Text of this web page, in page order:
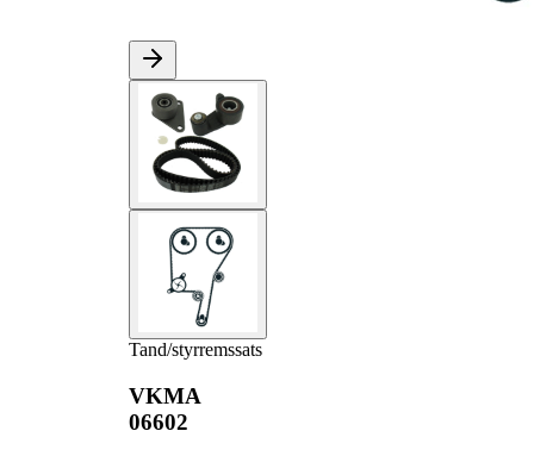
Tand/styrremssats
VKMA
06602